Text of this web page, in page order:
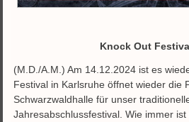
Knock Out
(M.D./A.M.) Am 14.12.2024 ist es
Festival in Karlsruhe öffnet wieder die
Schwarzwaldhalle für unser
Jahresabschlussfestival. Wie immer